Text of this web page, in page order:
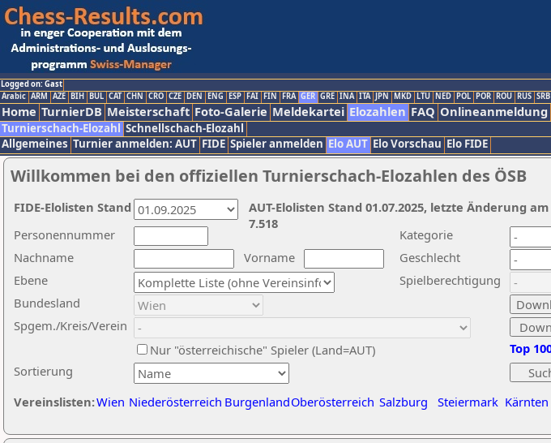
Logged on: Gast
Arabic ARM AZE BIH BUL CAT CHN CRO CZE DEN ENG ESP FAI FIN FRA GER GRE INA ITA JPN MKD LTU NED POL POR ROU RUS SRB
Home TurnierDB Meisterschaft Foto-Galerie Meldekartei Elozahlen FAQ Onlineanmeldung
Turnierschach-Elozahl Schnellschach-Elozahl
Allgemeines Turnier anmelden: AUT FIDE Spieler anmelden Elo AUT Elo Vorschau Elo FIDE
Willkommen bei den offiziellen Turnierschach-Elozahlen des ÖSB
Nachname
Vorname
Ebene
Kategorie
Sortierung
Personennummer
Bundesland
Spgem./Kreis/Verein
Geschlecht
Nur "österreichische" Spieler (Land=AUT)
Spielberechtigung
Vereinslisten:Wien Niederösterreich BurgenlandOberösterreich Salzburg Steiermark Kärnten
Top
AUT-Elolisten Stand 01.07.2025, letzte Änderung
7.518
FIDE-Elolisten Stand